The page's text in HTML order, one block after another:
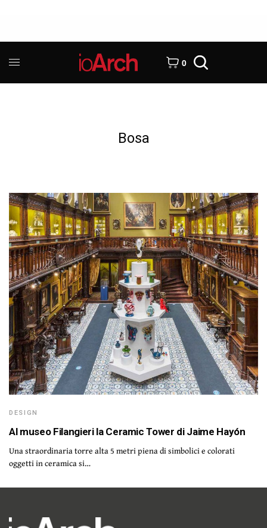
0
Bosa
DESIGN
Al museo Filangieri la Ceramic Tower di Jaime Hayón
Una straordinaria torre alta 5 metri piena di simbolici e colorati
oggetti in ceramica si…